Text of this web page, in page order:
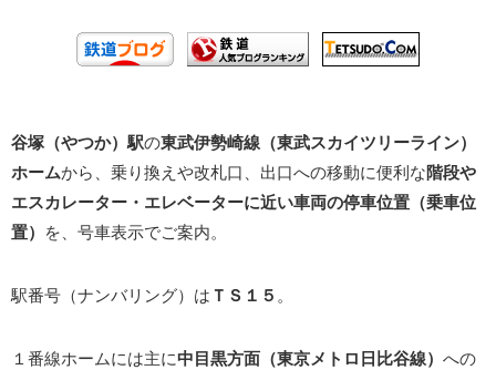
谷塚（やつか）駅の東武伊勢崎線（東武スカイツリーライン）
ホームから、乗り換えや改札口、出口への移動に便利な階段や
エスカレーター・エレベーターに近い車両の停車位置（乗車位
置）
を、号車表示でご案内。
駅番号（ナンバリング）は ＴＳ１５ 。
１番線ホームには主に中目黒方面（東京メトロ日比谷線） への